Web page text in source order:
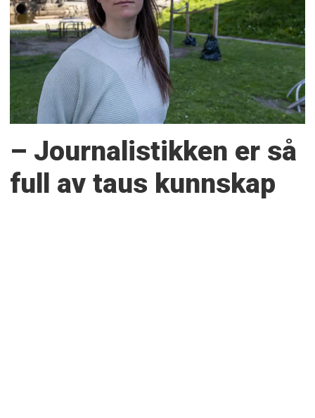
– Journalistikken er så
full av taus kunnskap